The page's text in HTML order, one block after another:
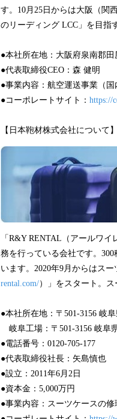
す。10月25日からは大阪（関
のリーディング LCC」を目指
●本社所在地：大阪府泉南郡
●代表取締役CEO：森 健明
●事業内容：航空運送事業（国
●コーポレートサイト： https://
【日本鞄材株式会社について】
「R&Y RENTAL（アールワ
務を行っている会社です。
います。2020年9月からはス
rental.com/）」をスタート。
●本社所在地：〒501-3156 岐
岐阜工場：〒501-3156 岐阜
●電話番号：0120-705-177
●代表取締役社長：矢島慎也
●設立：2011年6月2日
●資本金：5,000万円
●事業内容：スーツケースの